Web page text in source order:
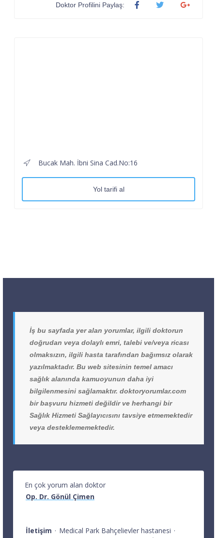
Doktor Profilini Paylaş:
Bucak Mah. İbni Sina Cad.No:16
Yol tarifi al
İş bu sayfada yer alan yorumlar, ilgili doktorun
doğrudan veya dolaylı emri, talebi ve/veya ricası
olmaksızın, ilgili hasta tarafından bağımsız olarak
yazılmaktadır. Bu web sitesinin temel amacı
sağlık alanında kamuoyunun daha iyi
bilgilenmesini sağlamaktır. doktoryorumlar.com
bir başvuru hizmeti değildir ve herhangi bir
Sağlık Hizmeti Sağlayıcısını tavsiye etmemektedir
veya desteklememektedir.
En çok yorum alan doktor
Op. Dr. Gönül Çimen
İletişim · Medical Park Bahçelievler hastanesi ·